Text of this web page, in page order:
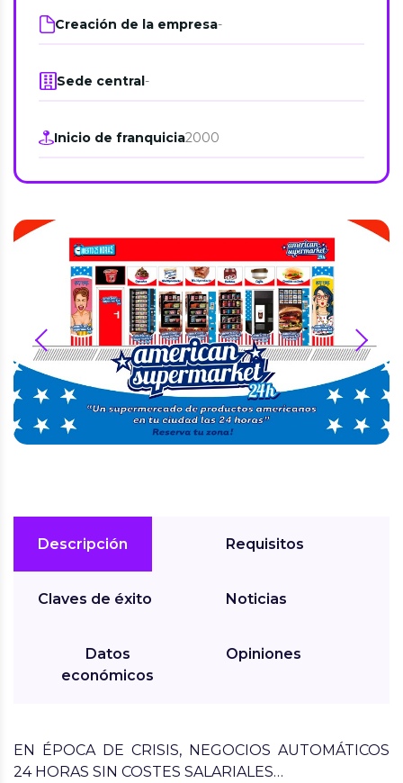
Creación de la empresa-
Sede central-
Inicio de franquicia2000
prev next
Descripción
Claves de éxito
Datos
económicos
Requisitos
Noticias
Opiniones
EN ÉPOCA DE CRISIS, NEGOCIOS AUTOMÁTICOS
24 HORAS SIN COSTES SALARIALES…